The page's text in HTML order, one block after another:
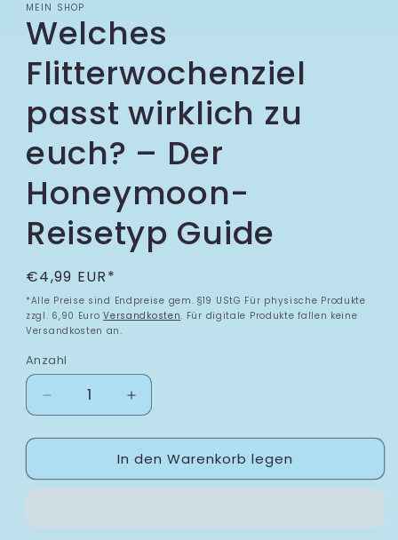
MEIN SHOP
Welches
Flitterwochenziel
passt wirklich zu
euch? – Der
Honeymoon-
Reisetyp Guide
Normaler Preis
€4,99 EUR*
*Alle Preise sind Endpreise gem. §19 UStG Für physische Produkte
zzgl. 6,90 EuroVersandkosten. Für digitale Produkte fallen keine
Versandkosten an.
Anzahl
Verringere die Menge für Welches
Erhöhe die Menge für Welches
In den Warenkorb legen